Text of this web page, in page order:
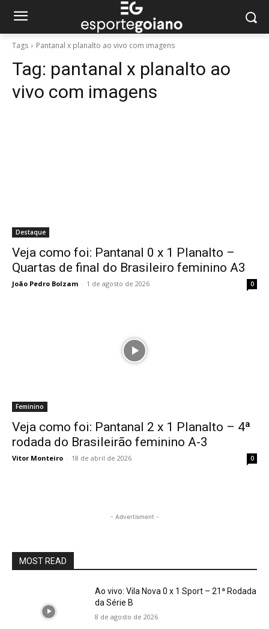
Tags Pantanal x planalto ao vivo com imagens
Tag: pantanal x planalto ao
vivo com imagens
Destaque
Veja como foi: Pantanal 0 x 1 Planalto –
Quartas de final do Brasileiro feminino A3
João Pedro Bolzam - 1 de agosto de 2026 0
Feminino
Veja como foi: Pantanal 2 x 1 Planalto – 4ª
rodada do Brasileirão feminino A-3
Vitor Monteiro - 18 de abril de 2026 0
- Advertisment -
MOST READ
Ao vivo: Vila Nova 0 x 1 Sport – 21ª Rodada
da Série B
8 de agosto de 2026